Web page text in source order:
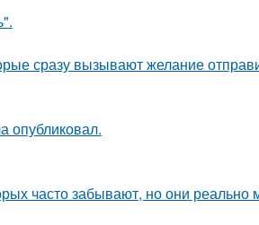
сразу вызывают желание
опубликовал.
часто забывают, но они реально